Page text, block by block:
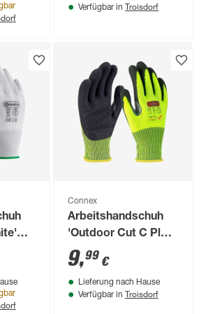
Verfügbar in Troisdorf
Connex
Arbeitshandschuh
'Outdoor Cut C Plus'
gelb/schwarz Größe
10/XL
9,99 €
Lieferung nach Hause
Verfügbar in Troisdorf